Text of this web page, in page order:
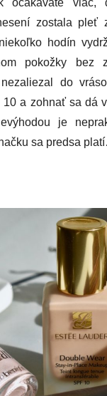
zostala pleť
hodín
pokožky bez
do
10 a zohnať sa dá
je
sa predsa